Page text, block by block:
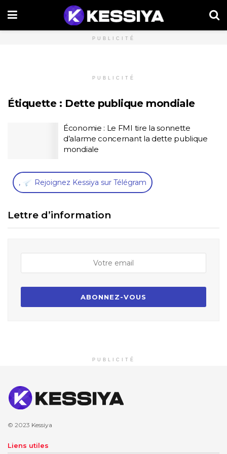
PUBLICITÉ
PUBLICITÉ
Étiquette : Dette publique mondiale
Économie : Le FMI tire la sonnette
d’alarme concernant la dette publique
mondiale
, Rejoignez Kessiya sur Télégram
Lettre d’information
PUBLICITÉ
© 2023 Kessiya
Liens utiles